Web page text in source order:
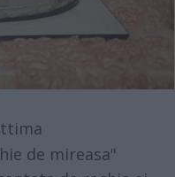
de mireasa"